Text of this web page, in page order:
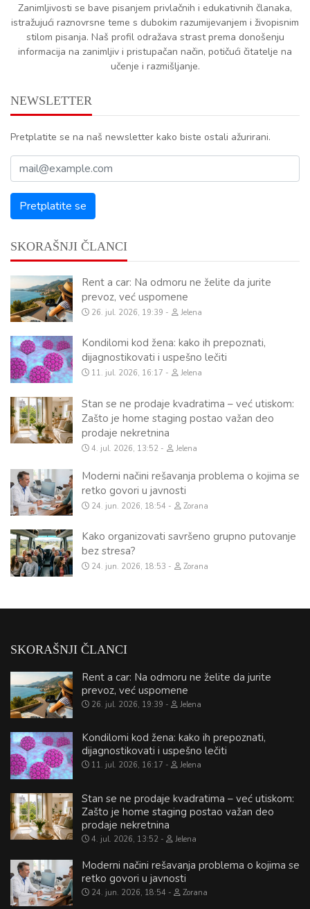
Zanimljivosti se bave pisanjem privlačnih i edukativnih članaka,
istražujući raznovrsne teme s dubokim razumijevanjem i živopisnim
stilom pisanja. Naš profil odražava strast prema donošenju
informacija na zanimljiv i pristupačan način, potičući čitatelje na
učenje i razmišljanje.
NEWSLETTER
Pretplatite se na naš newsletter kako biste ostali ažurirani.
SKORAŠNJI ČLANCI
Rent a car: Na odmoru ne želite da jurite
prevoz, već uspomene
26. jul. 2026, 19:39 Jelena
Kondilomi kod žena: kako ih prepoznati,
dijagnostikovati i uspešno lečiti
11. jul. 2026, 16:17 Jelena
Stan se ne prodaje kvadratima – već utiskom:
Zašto je home staging postao važan deo
prodaje nekretnina
4. jul. 2026, 13:52 Jelena
Moderni načini rešavanja problema o kojima se
retko govori u javnosti
24. jun. 2026, 18:54 Zorana
Kako organizovati savršeno grupno putovanje
bez stresa?
24. jun. 2026, 18:53 Zorana
SKORAŠNJI ČLANCI
Rent a car: Na odmoru ne želite da jurite
prevoz, već uspomene
26. jul. 2026, 19:39 Jelena
Kondilomi kod žena: kako ih prepoznati,
dijagnostikovati i uspešno lečiti
11. jul. 2026, 16:17 Jelena
Stan se ne prodaje kvadratima – već utiskom:
Zašto je home staging postao važan deo
prodaje nekretnina
4. jul. 2026, 13:52 Jelena
Moderni načini rešavanja problema o kojima se
retko govori u javnosti
24. jun. 2026, 18:54 Zorana